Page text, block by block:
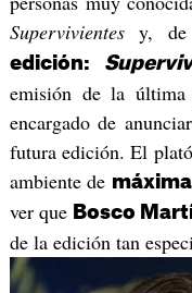
Supervivientesy, de
edición:
emisión de la
encargado de
futura edición. El
ambiente de
ver que Bosco
de la edición tan